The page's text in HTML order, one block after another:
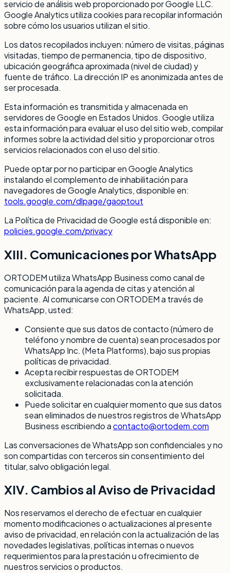
servicio de análisis web proporcionado por Google LLC.
Google Analytics utiliza cookies para recopilar información
sobre cómo los usuarios utilizan el sitio.
Los datos recopilados incluyen: número de visitas, páginas
visitadas, tiempo de permanencia, tipo de dispositivo,
ubicación geográfica aproximada (nivel de ciudad) y
fuente de tráfico. La dirección IP es anonimizada antes de
ser procesada.
Esta información es transmitida y almacenada en
servidores de Google en Estados Unidos. Google utiliza
esta información para evaluar el uso del sitio web, compilar
informes sobre la actividad del sitio y proporcionar otros
servicios relacionados con el uso del sitio.
Puede optar por no participar en Google Analytics
instalando el complemento de inhabilitación para
navegadores de Google Analytics, disponible en:
tools.google.com/dlpage/gaoptout
La Política de Privacidad de Google está disponible en:
policies.google.com/privacy
XIII. Comunicaciones por WhatsApp
ORTODEM utiliza WhatsApp Business como canal de
comunicación para la agenda de citas y atención al
paciente. Al comunicarse con ORTODEM a través de
WhatsApp, usted:
Consiente que sus datos de contacto (número de
teléfono y nombre de cuenta) sean procesados por
WhatsApp Inc. (Meta Platforms), bajo sus propias
políticas de privacidad.
Acepta recibir respuestas de ORTODEM
exclusivamente relacionadas con la atención
solicitada.
Puede solicitar en cualquier momento que sus datos
sean eliminados de nuestros registros de WhatsApp
Business escribiendo acontacto@ortodem.com
Las conversaciones de WhatsApp son confidenciales y no
son compartidas con terceros sin consentimiento del
titular, salvo obligación legal.
XIV. Cambios al Aviso de Privacidad
Nos reservamos el derecho de efectuar en cualquier
momento modificaciones o actualizaciones al presente
aviso de privacidad, en relación con la actualización de las
novedades legislativas, políticas internas o nuevos
requerimientos para la prestación u ofrecimiento de
nuestros servicios o productos.